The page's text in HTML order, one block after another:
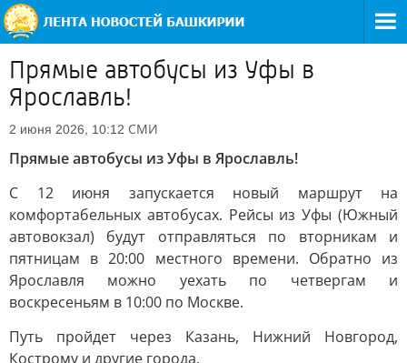
Прямые автобусы из Уфы в
Ярославль!
2 июня 2026, 10:12 СМИ
Прямые автобусы из Уфы в Ярославль!
С 12 июня запускается новый маршрут на
комфортабельных автобусах. Рейсы из Уфы (Южный
автовокзал) будут отправляться по вторникам и
пятницам в 20:00 местного времени. Обратно из
Ярославля можно уехать по четвергам и
воскресеньям в 10:00 по Москве.
Путь пройдет через Казань, Нижний Новгород,
Кострому и другие города.